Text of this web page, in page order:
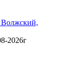
Волжский,
2026г